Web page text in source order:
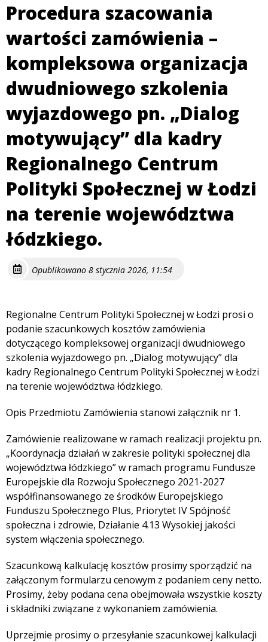
Procedura szacowania
wartości zamówienia –
kompleksowa organizacja
dwudniowego szkolenia
wyjazdowego pn. „Dialog
motywujący” dla kadry
Regionalnego Centrum
Polityki Społecznej w Łodzi
na terenie województwa
łódzkiego.
Opublikowano 8 stycznia 2026, 11:54
Regionalne Centrum Polityki Społecznej w Łodzi prosi o
podanie szacunkowych kosztów zamówienia
dotyczącego kompleksowej organizacji dwudniowego
szkolenia wyjazdowego pn. „Dialog motywujący” dla
kadry Regionalnego Centrum Polityki Społecznej w Łodzi
na terenie województwa łódzkiego.
Opis Przedmiotu Zamówienia stanowi załącznik nr 1.
Zamówienie realizowane w ramach realizacji projektu pn.
„Koordynacja działań w zakresie polityki społecznej dla
województwa łódzkiego” w ramach programu Fundusze
Europejskie dla Rozwoju Społecznego 2021-2027
współfinansowanego ze środków Europejskiego
Funduszu Społecznego Plus, Priorytet IV Spójność
społeczna i zdrowie, Działanie 4.13 Wysokiej jakości
system włączenia społecznego.
Szacunkową kalkulację kosztów prosimy sporządzić na
załączonym formularzu cenowym z podaniem ceny netto.
Prosimy, żeby podana cena obejmowała wszystkie koszty
i składniki związane z wykonaniem zamówienia.
Uprzejmie prosimy o przesyłanie szacunkowej kalkulacji